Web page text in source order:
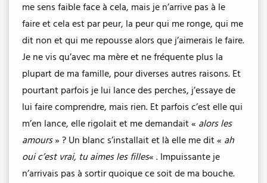
me sens faible face à cela, mais je n’arrive pas à le
faire et cela est par peur, la peur qui me ronge, qui me
dit non et qui me repousse alors que j’aimerais le faire.
Je ne vis qu’avec ma mère et ne fréquente plus la
plupart de ma famille, pour diverses autres raisons. Et
pourtant parfois je lui lance des perches, j’essaye de
lui faire comprendre, mais rien. Et parfois c’est elle qui
m’en lance, elle rigolait et me demandait « alors les
amours» ? Un blanc s’installait et là elle me dit « ah
oui c’est vrai, tu aimes les filles« . Impuissante je
n’arrivais pas à sortir quoique ce soit de ma bouche.